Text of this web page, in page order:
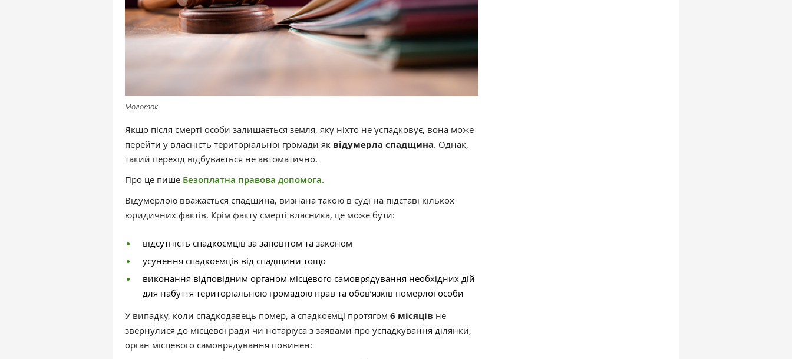
Молоток
Якщо після смерті особи залишається земля, яку ніхто не успадковує, вона може
перейти у власність територіальної громади як відумерла спадщина. Однак,
такий перехід відбувається не автоматично.
Про це пише Безоплатна правова допомога.
Відумерлою вважається спадщина, визнана такою в суді на підставі кількох
юридичних фактів. Крім факту смерті власника, це може бути:
відсутність спадкоємців за заповітом та законом
усунення спадкоємців від спадщини тощо
виконання відповідним органом місцевого самоврядування необхідних дій
для набуття територіальною громадою прав та обов’язків померлої особи
У випадку, коли спадкодавець помер, а спадкоємці протягом 6 місяців не
звернулися до місцевої ради чи нотаріуса з заявами про успадкування ділянки,
орган місцевого самоврядування повинен: